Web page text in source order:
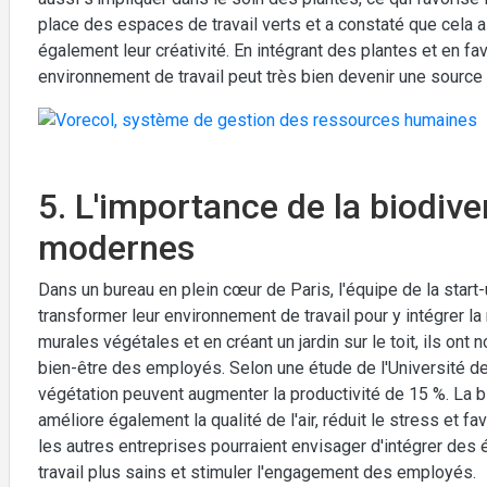
place des espaces de travail verts et a constaté que cela
également leur créativité. En intégrant des plantes et en
environnement de travail peut très bien devenir une
5. L'importance de la
modernes
Dans un bureau en plein cœur de Paris, l'équipe de la
transformer leur environnement de travail pour y intégrer
murales végétales et en créant un jardin sur le toit, ils ont
bien-être des employés. Selon une étude de l'Université
végétation peuvent augmenter la productivité de 15 %.
améliore également la qualité de l'air, réduit le stress et
les autres entreprises pourraient envisager d'intégrer
travail plus sains et stimuler l'engagement des employés.